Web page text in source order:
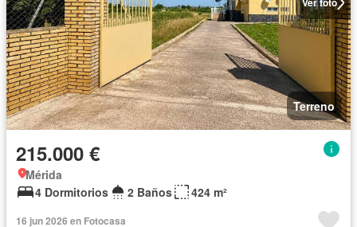
Terreno
215.000 €
Mérida
4 Dormitorios
2 Baños 424 m²
16 jun 2026 en Fotocasa